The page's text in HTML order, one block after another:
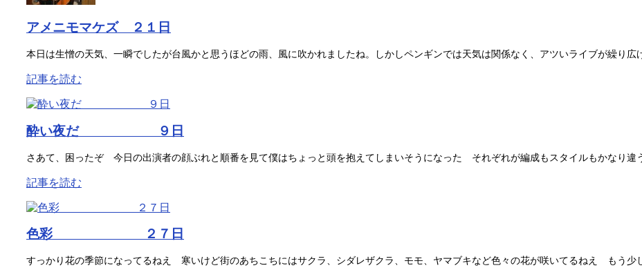
アメニモマケズ ２１日
本日は生憎の天気、一瞬でしたが台風かと思うほどの雨、風に吹かれましたね。しかしペンギンでは天気は関係なく、アツいライブが繰り広
記事を読む
酔い夜だ ９日
さあて、困ったぞ 今日の出演者の顔ぶれと順番を見て僕はちょっと頭を抱えてしまいそうになった それぞれが編成もスタイルもかなり違
記事を読む
色彩 ２７日
すっかり花の季節になってるねえ 寒いけど街のあちこちにはサクラ、シダレザクラ、モモ、ヤマブキなど色々の花が咲いてるねえ もう少